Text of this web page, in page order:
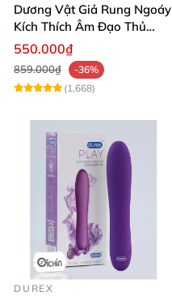
Dương Vật Giả Rung Ngoáy
Kích Thích Âm Đạo Thủ
Dâm Cho Nữ
550.000₫
859.000₫
-36%
(1,668)
DUREX